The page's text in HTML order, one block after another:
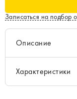
Записаться на подбор
Описание
Характеристики